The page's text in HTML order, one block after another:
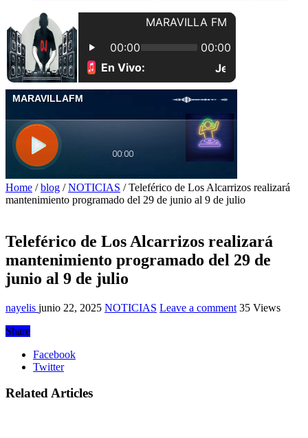
Home / blog / NOTICIAS / Teleférico de Los Alcarrizos realizará
mantenimiento programado del 29 de junio al 9 de julio
Teleférico de Los Alcarrizos realizará
mantenimiento programado del 29 de
junio al 9 de julio
nayelis junio 22, 2025 NOTICIAS Leave a comment 35 Views
Share
Facebook
Twitter
Related Articles